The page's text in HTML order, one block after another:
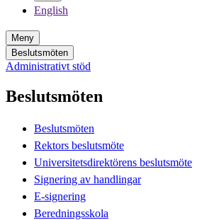
English
Meny
Beslutsmöten
Administrativt stöd
Beslutsmöten
Beslutsmöten
Rektors beslutsmöte
Universitetsdirektörens beslutsmöte
Signering av handlingar
E-signering
Beredningsskola